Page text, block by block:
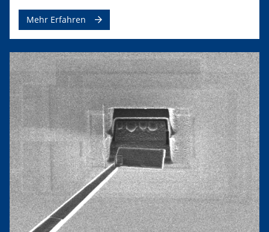
Mehr Erfahren